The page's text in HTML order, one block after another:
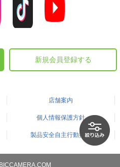
新規会員登録する
店舗案内
個人情報保護方針
製品安全自主行動指針